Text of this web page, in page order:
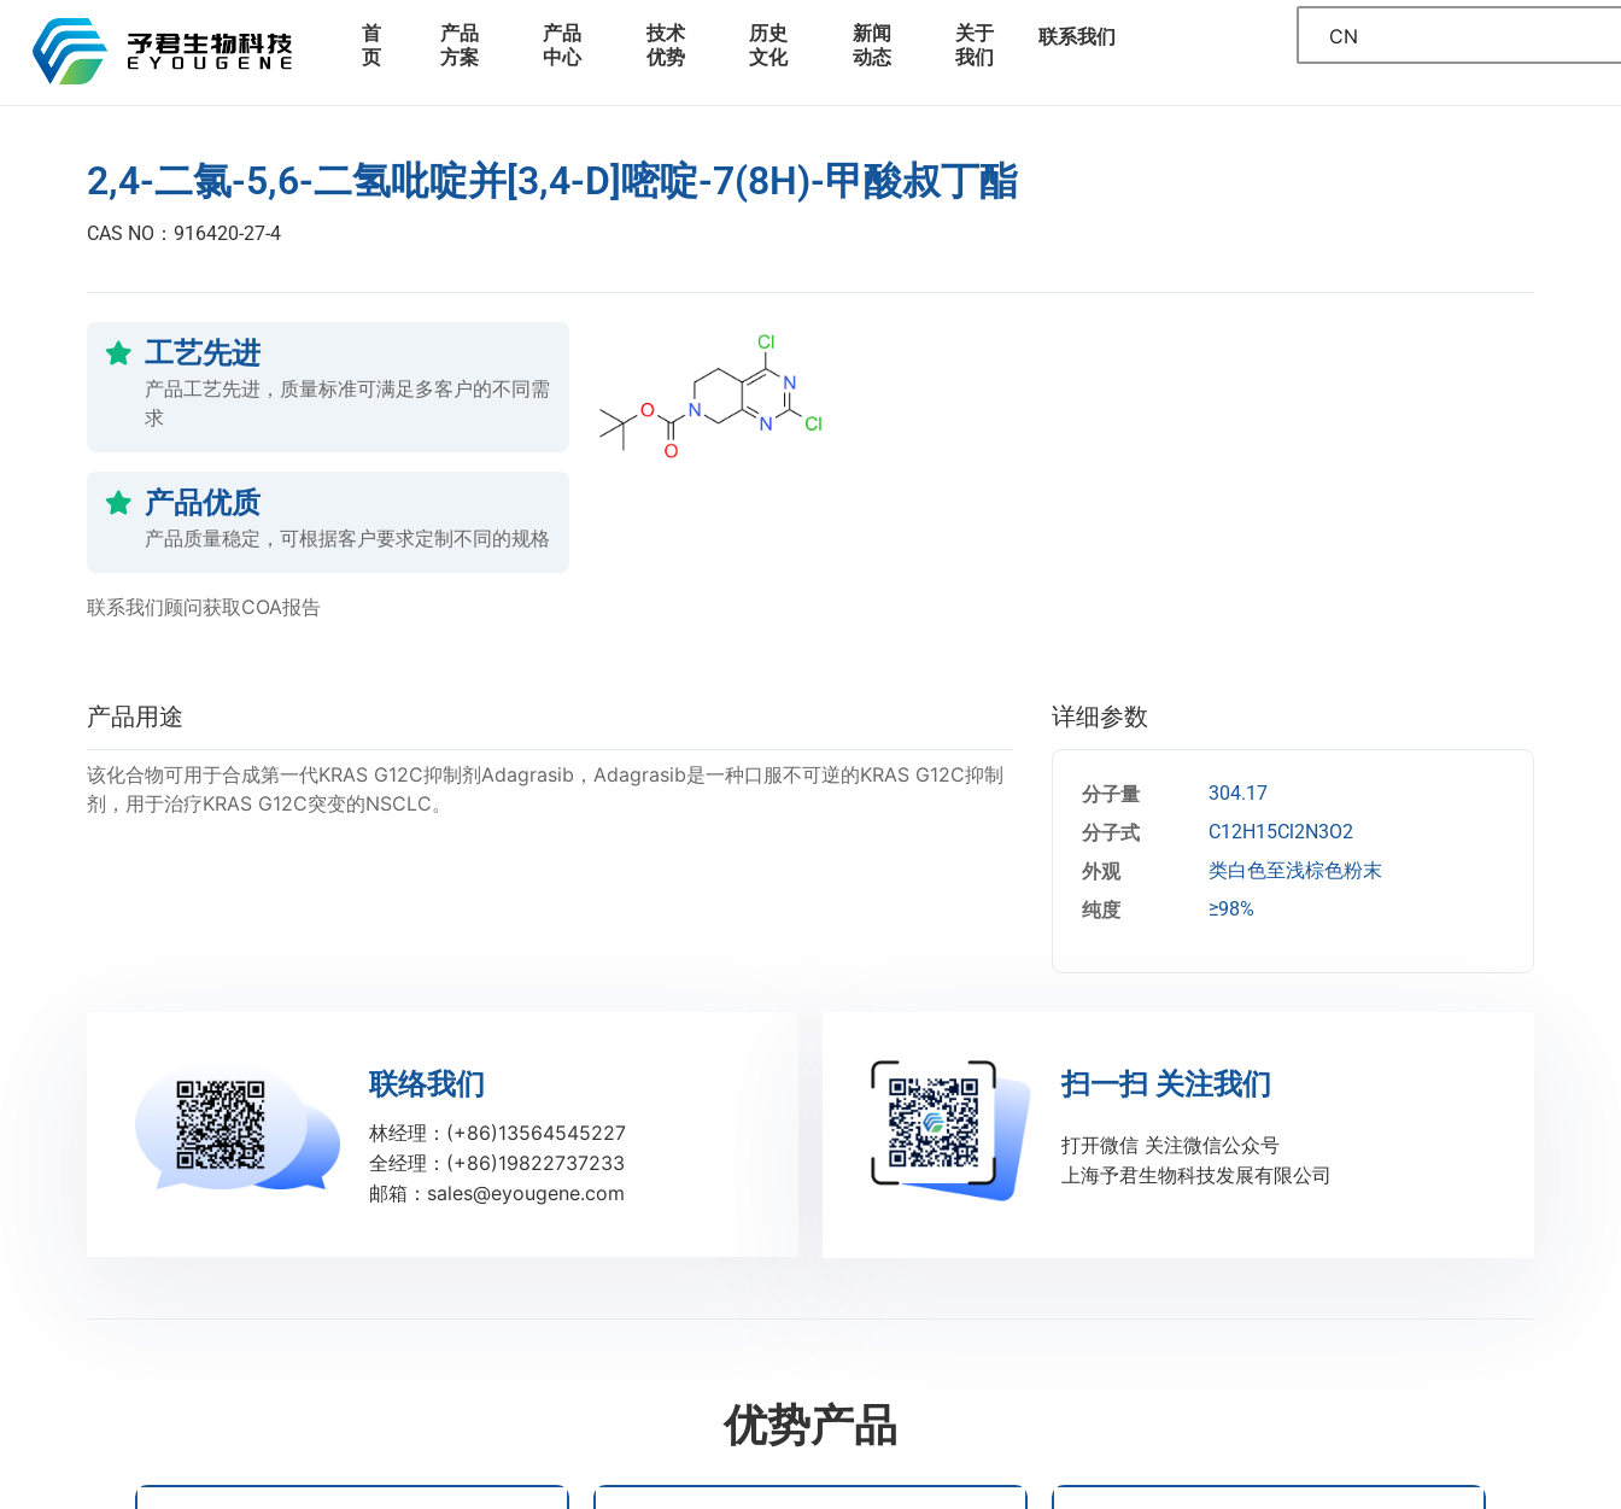
首
页
产品
方案
产品
中心
技术
优势
历史
文化
新闻
动态
关于
我们
联系我们 CN
2,4-二氯-5,6-二氢吡啶并[3,4-D]嘧啶-7(8H)-甲酸叔丁酯
CAS NO：916420-27-4
工艺先进
产品工艺先进，质量标准可满足多客户的不同需
求
产品优质
产品质量稳定，可根据客户要求定制不同的规格
联系我们顾问获取COA报告
产品用途 详细参数
该化合物可用于合成第一代KRAS G12C抑制剂Adagrasib，Adagrasib是一种口服不可逆的KRAS G12C抑制
剂，用于治疗KRAS G12C突变的NSCLC。
分子量 304.17
分子式 C12H15Cl2N3O2
外观 类白色至浅棕色粉末
纯度 ≥98%
联络我们
林经理：(+86)13564545227
全经理：(+86)19822737233
邮箱：sales@eyougene.com
扫一扫 关注我们
打开微信 关注微信公众号
上海予君生物科技发展有限公司
优势产品